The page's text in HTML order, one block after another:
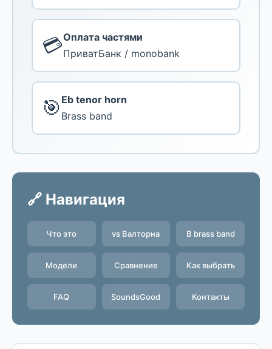
💳Оплата частями
ПриватБанк / monobank
🎯 Eb tenor horn
Brass band
🔗 Навигация
Что это vs Валторна В brass band
Модели Сравнение Как выбрать
FAQ SoundsGood Контакты